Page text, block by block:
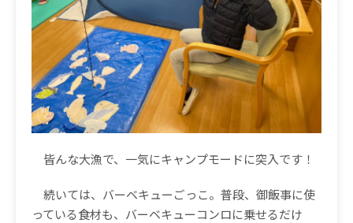
皆んな大漁で、一気にキャンプモードに突入です！
続いては、バーベキューごっこ。普段、御飯事に使
っている食材も、バーベキューコンロに乗せるだけ